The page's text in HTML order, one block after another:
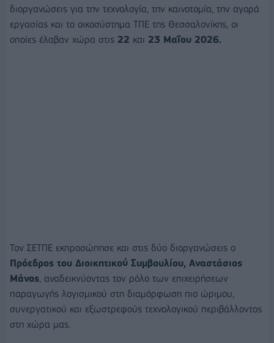
διοργανώσεις για την τεχνολογία, την καινοτομία, την αγορά
εργασίας και το οικοσύστημα ΤΠΕ της Θεσσαλονίκης, οι
οποίες έλαβαν χώρα στις 22 και 23 Μαΐου 2026.
Τον ΣΕΤΠΕ εκπροσώπησε και στις δύο διοργανώσεις ο
Πρόεδρος του Διοικητικού Συμβουλίου, Αναστάσιος
Μάνος, αναδεικνύοντας τον ρόλο των επιχειρήσεων
παραγωγής λογισμικού στη διαμόρφωση πιο ώριμου,
συνεργατικού και εξωστρεφούς τεχνολογικού περιβάλλοντος
στη χώρα μας.